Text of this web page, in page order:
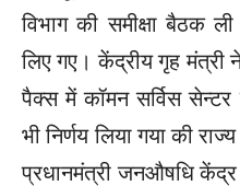
विभाग की समीक्षा बैठक
लिए गए। केंद्रीय गृह मंत्री
पैक्स में कॉमन सर्विस
भी निर्णय लिया गया की
प्रधानमंत्री जनऔषधि